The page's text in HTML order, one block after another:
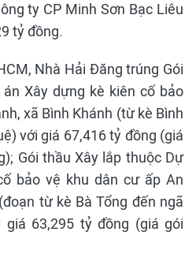
ty CP Minh Sơn Bạc Liêu
tỷ đồng.
Nhà Hải Đăng trúng Gói
Xây dựng kè kiên cố bảo
xã Bình Khánh (từ kè Bình
với giá 67,416 tỷ đồng (giá
Gói thầu Xây lắp thuộc Dự
bảo vệ khu dân cư ấp An
từ kè Bà Tổng đến ngã
giá 63,295 tỷ đồng (giá gói